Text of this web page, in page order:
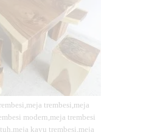
trembesi,meja
modern,meja trembesi
kayu trembesi,meja